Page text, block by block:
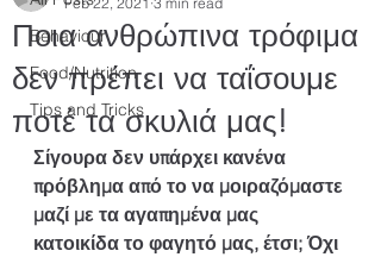
Behaviour
Food/Nutrition
Tips and Tricks
Ποια ανθρώπινα τρόφιμα
δεν πρέπει να ταΐσουμε
ποτέ τα σκυλιά μας!
Σίγουρα δεν υπάρχει κανένα
πρόβλημα από το να μοιραζόμαστε
μαζί με τα αγαπημένα μας
κατοικίδα το φαγητό μας, έτσι; Όχι